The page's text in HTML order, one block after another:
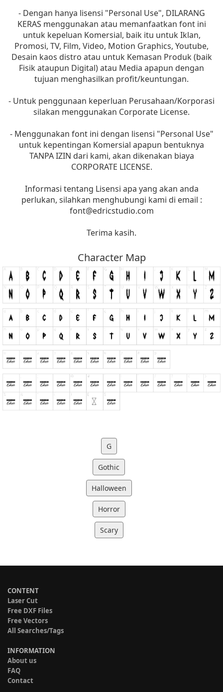
- Dengan hanya lisensi "Personal Use", DILARANG
KERAS menggunakan atau memanfaatkan font ini
untuk kepeluan Komersial, baik itu untuk Iklan,
Promosi, TV, Film, Video, Motion Graphics, Youtube,
Desain kaos distro atau untuk Kemasan Produk (baik
Fisik ataupun Digital) atau Media apapun dengan
tujuan menghasilkan profit/keuntungan.
- Untuk penggunaan keperluan Perusahaan/Korporasi
silakan menggunakan Corporate License.
- Menggunakan font ini dengan lisensi "Personal Use"
untuk kepentingan Komersial apapun bentuknya
TANPA IZIN dari kami, akan dikenakan biaya
CORPORATE LICENSE.
Informasi tentang Lisensi apa yang akan anda
perlukan, silahkan menghubungi kami di email :
font@edricstudio.com
Terima kasih.
Character Map
G
Gothic
Halloween
Horror
Scary
CONTENT
Laser Cut
Free DXF Files
Free Vectors
All Searches/Tags
INFORMATION
About us
FAQ
Contact